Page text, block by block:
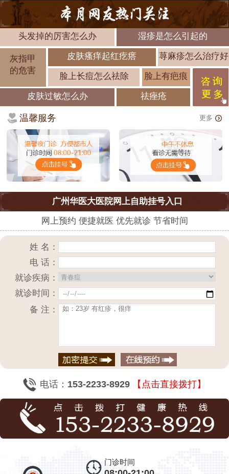
头发掉的厉害怎么办 湿疹是怎么引起的
灰指甲
的危害
皮肤瘙痒起红疙瘩 荨麻疹怎么治疗好
脸上长痘怎么祛除 脸上有疤痕
皮肤过敏怎么办 祛痤疮
温馨服务 更多
广州华医大医院网上自助挂号入口
网上预约 便捷就医 优先就诊 节省时间
姓 名：
电 话：
就诊疾病：
就诊时间：
备 注：
电话： 153-2233-8929 【点击直接拨打】
门诊时间